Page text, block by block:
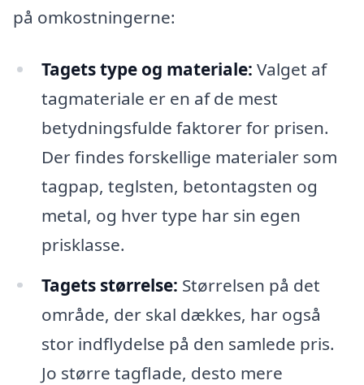
på omkostningerne:
Tagets type og materiale: Valget af
tagmateriale er en af de mest
betydningsfulde faktorer for prisen.
Der findes forskellige materialer som
tagpap, teglsten, betontagsten og
metal, og hver type har sin egen
prisklasse.
Tagets størrelse: Størrelsen på det
område, der skal dækkes, har også
stor indflydelse på den samlede pris.
Jo større tagflade, desto mere